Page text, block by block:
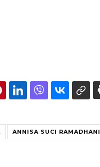
ANNISA SUCI RAMADHANI